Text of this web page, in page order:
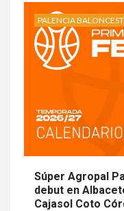
PALENCIA
Súper Agropal
debut en
Cajasol Coto